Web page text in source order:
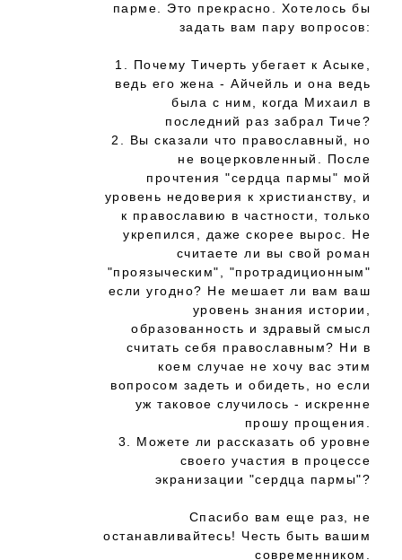
парме. Это прекрасно. Хотелось бы
задать вам пару вопросов:
1. Почему Тичерть убегает к Асыке,
ведь его жена - Айчейль и она ведь
была с ним, когда Михаил в
последний раз забрал Тиче?
2. Вы сказали что православный, но
не воцерковленный. После
прочтения "сердца пармы" мой
уровень недоверия к христианству, и
к православию в частности, только
укрепился, даже скорее вырос. Не
считаете ли вы свой роман
"проязыческим", "протрадиционным"
если угодно? Не мешает ли вам ваш
уровень знания истории,
образованность и здравый смысл
считать себя православным? Ни в
коем случае не хочу вас этим
вопросом задеть и обидеть, но если
уж таковое случилось - искренне
прошу прощения.
3. Можете ли рассказать об уровне
своего участия в процессе
экранизации "сердца пармы"?
Спасибо вам еще раз, не
останавливайтесь! Честь быть вашим
современником.